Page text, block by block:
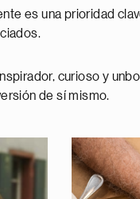
es una prioridad
curioso y
de sí mismo.